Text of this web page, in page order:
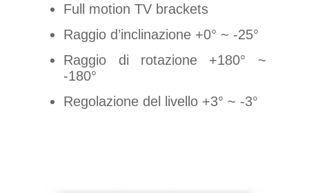
Full motion TV brackets
Raggio d’inclinazione +0° ~ -25°
Raggio di rotazione +180° ~
-180°
Regolazione del livello +3° ~ -3°